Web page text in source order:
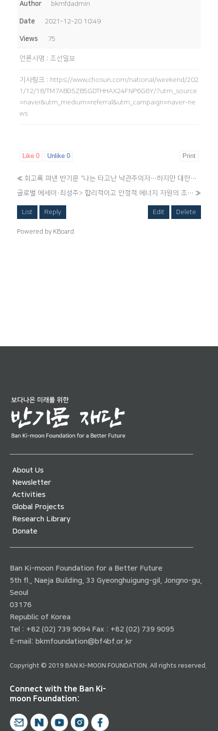
Author bkmfdadmin
Date 2021-12-20 10:49
Views 75
언론사명 : 조선일보
기사링크 : https://www.chosun.com/national/weekend/202
1/12/18/TM7ABD5ZB5GDTHHAX24FNP6G6Y/?utm_source
=naver&utm_medium=referral&utm_campaign=naver-ne
ws
Like 0 Unlike 0 Print
«
회고록 펴낸 반기문 "나는 타고난 낙관주의자…하지만 대한민국 정치는 비관" [매경이 만난 사람]
글로벌 에세이·최성주> 합리적이고 안정적 에너지 자원의 조합 절실 »
List Reply Edit Delete
Powered by KBoard
About Us
Newsletter
Activities
Global Projects
Research Library
Donate
Ban Ki-moon Foundation for a Better Future
5th fl., Naeja Building, 33 Gyeonghuigung-gil, Jongno-gu,
Seoul
03176
Republic of Korea
Tel : +82 (02) 739 9094 Fax : +82 (02) 739 9095
E-mail: bkmfoundation@bf4bf.or.kr
Copyright © 2019 BAN KI-MOON FOUNDATION. All rights reserved.
Connect with the Ban Ki-
moon Foundation: